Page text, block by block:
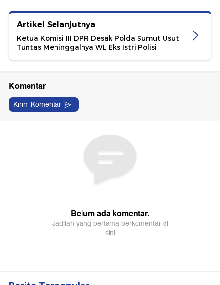
Artikel Selanjutnya
Ketua Komisi III DPR Desak Polda Sumut Usut
Tuntas Meninggalnya WL Eks Istri Polisi